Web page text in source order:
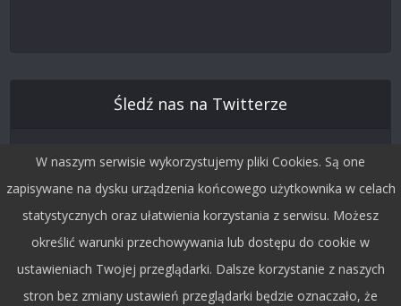
Śledź nas na Twitterze
W naszym serwisie wykorzystujemy pliki Cookies. Są one
zapisywane na dysku urządzenia końcowego użytkownika w celach
statystycznych oraz ułatwienia korzystania z serwisu. Możesz
określić warunki przechowywania lub dostępu do cookie w
ustawieniach Twojej przeglądarki. Dalsze korzystanie z naszych
stron bez zmiany ustawień przeglądarki będzie oznaczało, że